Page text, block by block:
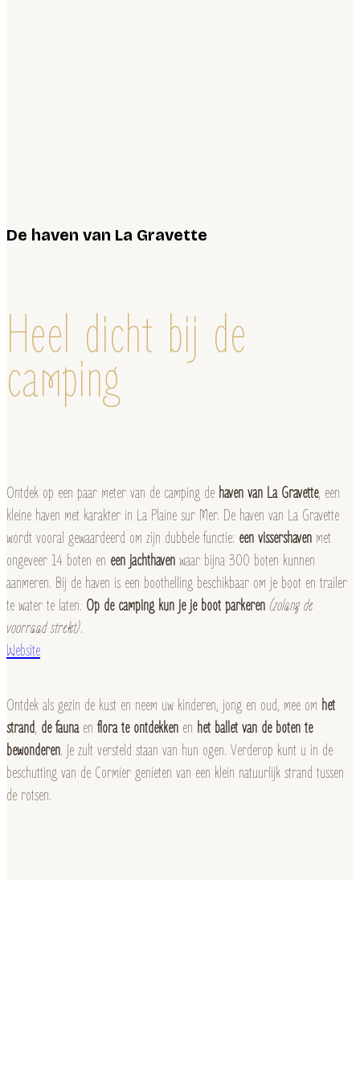
De haven van La Gravette
Heel dicht bij de
camping
Ontdek op een paar meter van de camping de haven van La Gravette, een
kleine haven met karakter in La Plaine sur Mer. De haven van La Gravette
wordt vooral gewaardeerd om zijn dubbele functie: een vissershaven met
ongeveer 14 boten en een jachthaven waar bijna 300 boten kunnen
aanmeren. Bij de haven is een boothelling beschikbaar om je boot en trailer
te water te laten. Op de camping kun je je boot parkeren (zolang de
voorraad strekt).
Website
Ontdek als gezin de kust en neem uw kinderen, jong en oud, mee om het
strand, de faunaen flora te ontdekken en het ballet van de boten te
bewonderen. Je zult versteld staan van hun ogen. Verderop kunt u in de
beschutting van de Cormier genieten van een klein natuurlijk strand tussen
de rotsen.